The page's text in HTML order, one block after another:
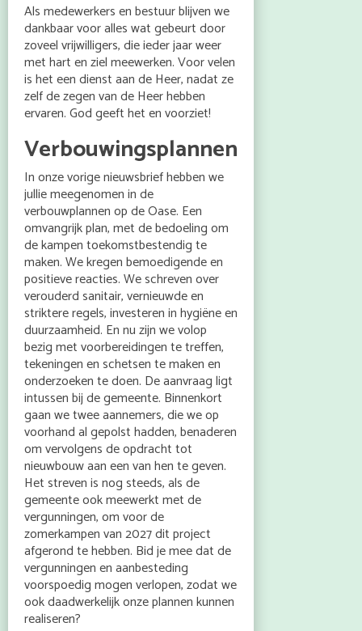
Als medewerkers en bestuur blijven we
dankbaar voor alles wat gebeurt door
zoveel vrijwilligers, die ieder jaar weer
met hart en ziel meewerken. Voor velen
is het een dienst aan de Heer, nadat ze
zelf de zegen van de Heer hebben
ervaren. God geeft het en voorziet!
Verbouwingsplannen
In onze vorige nieuwsbrief hebben we
jullie meegenomen in de
verbouwplannen op de Oase. Een
omvangrijk plan, met de bedoeling om
de kampen toekomstbestendig te
maken. We kregen bemoedigende en
positieve reacties. We schreven over
verouderd sanitair, vernieuwde en
striktere regels, investeren in hygiëne en
duurzaamheid. En nu zijn we volop
bezig met voorbereidingen te treffen,
tekeningen en schetsen te maken en
onderzoeken te doen. De aanvraag ligt
intussen bij de gemeente. Binnenkort
gaan we twee aannemers, die we op
voorhand al gepolst hadden, benaderen
om vervolgens de opdracht tot
nieuwbouw aan een van hen te geven.
Het streven is nog steeds, als de
gemeente ook meewerkt met de
vergunningen, om voor de
zomerkampen van 2027 dit project
afgerond te hebben. Bid je mee dat de
vergunningen en aanbesteding
voorspoedig mogen verlopen, zodat we
ook daadwerkelijk onze plannen kunnen
realiseren?